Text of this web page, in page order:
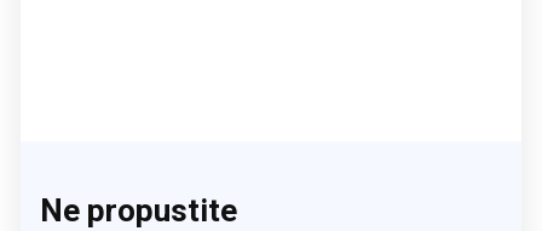
Ne propustite